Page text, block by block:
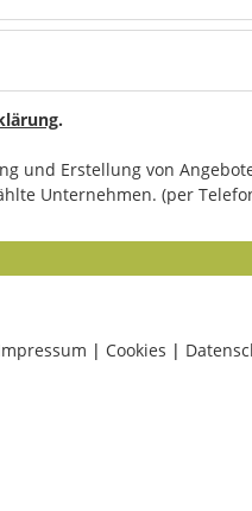
.
und Erstellung von
Unternehmen. (per
| Cookies |